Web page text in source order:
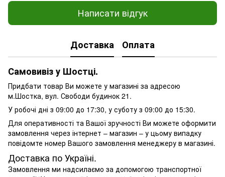
Написати відгук
Доставка Оплата
Самовивіз у Шостці.
Придбати товар Ви можете у магазині за адресою
м.Шостка, вул. Свободи будинок 21.
У робочі дні з 09:00 до 17:30, у суботу з 09:00 до 15:30.
Для оперативності та Вашої зручності Ви можете оформити
замовлення через інтернет – магазин – у цьому випадку
повідомте номер Вашого замовлення менеджеру в магазині.
Доставка по Україні.
Замовлення ми надсилаємо за допомогою транспортної